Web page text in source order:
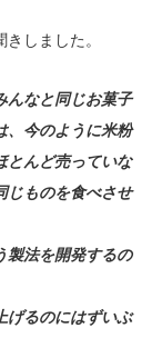
しました。
んなと同じお菓子
、今のように米粉
とんど売っていな
じものを食べさせ
製法を開発するの
げるのにはずいぶ